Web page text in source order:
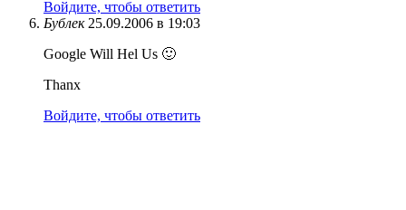
Войдите, чтобы ответить
Бублек 25.09.2006 в 19:03
Google Will Hel Us 🙂
Thanx
Войдите, чтобы ответить